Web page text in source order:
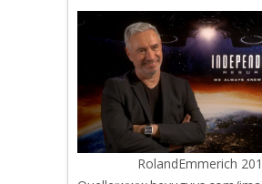
RolandEmmerich